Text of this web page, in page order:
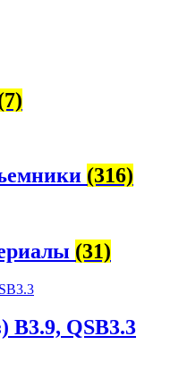
(316)
(31)
B3.9, QSB3.3